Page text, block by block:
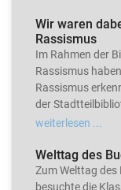
Wir waren
Rassismus
Im Rahmen der
Rassismus
Rassismus
der
weiterlesen ...
Welttag des
Zum Welttag des
besuchte die